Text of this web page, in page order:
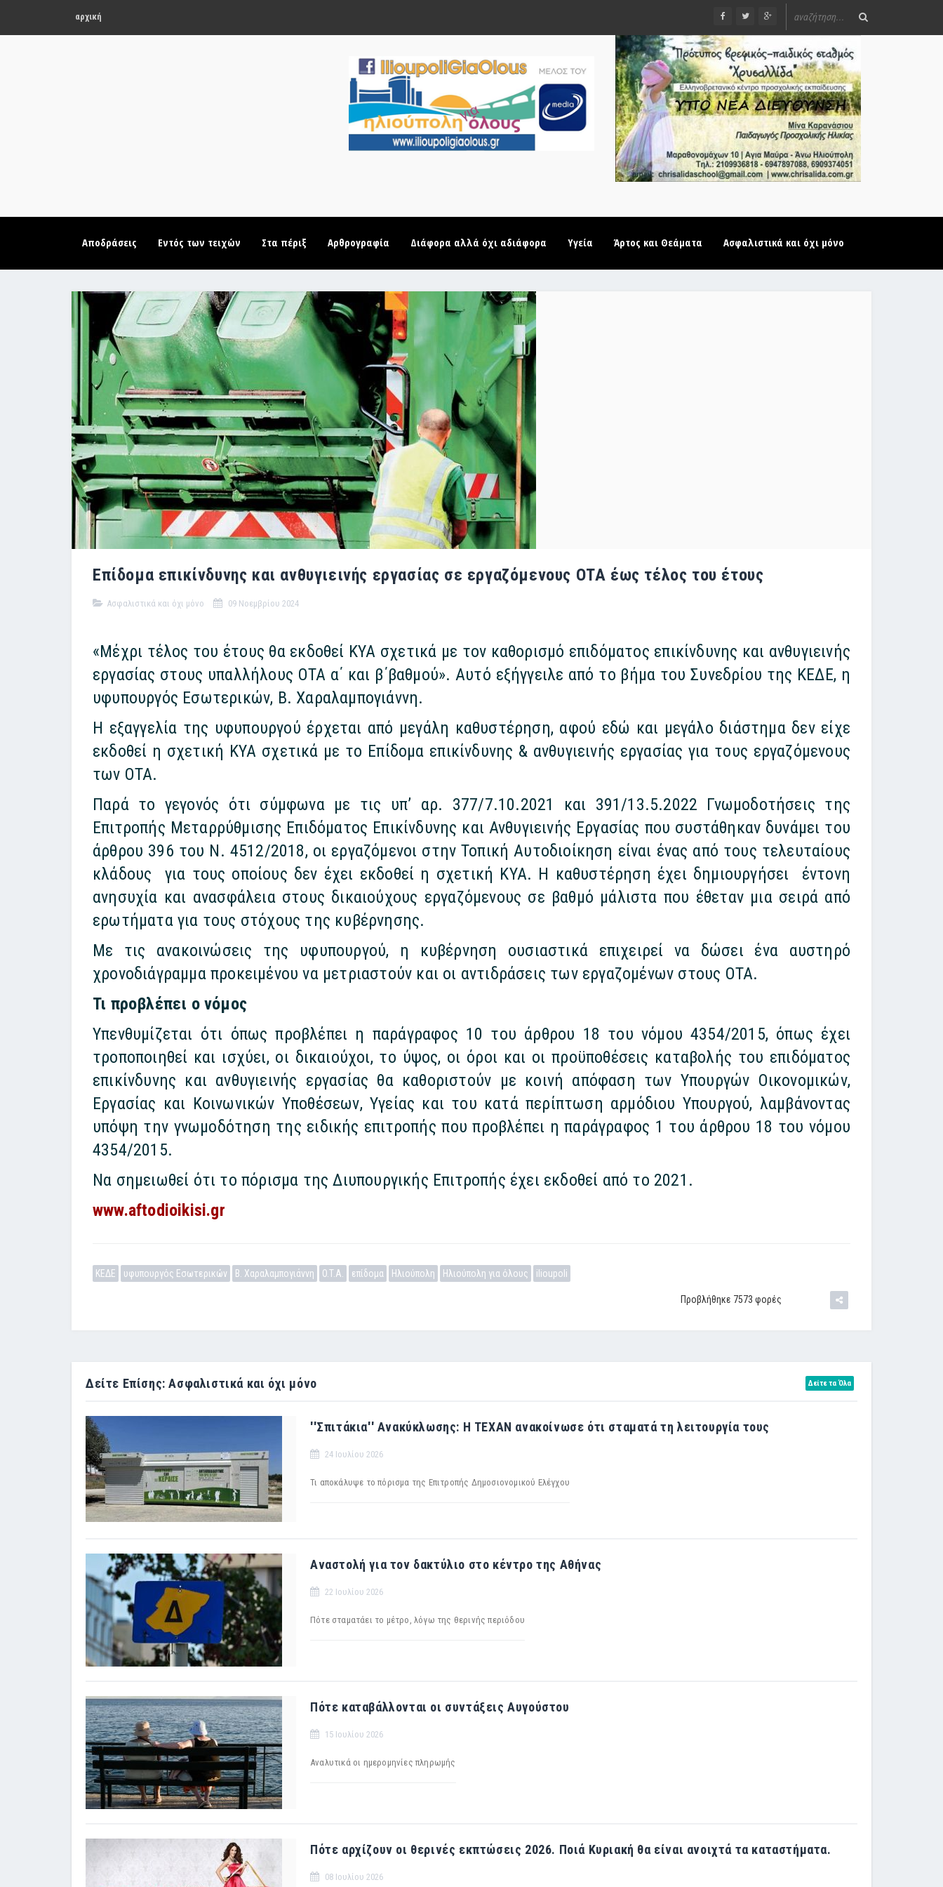
αρχική
Αποδράσεις Εντός των τειχών Στα πέριξ Αρθρογραφία Διάφορα αλλά όχι αδιάφορα Υγεία Άρτος και Θεάματα Ασφαλιστικά και όχι μόνο
Επίδομα επικίνδυνης και ανθυγιεινής εργασίας σε εργαζόμενους ΟΤΑ έως τέλος του έτους
Ασφαλιστικά και όχι μόνο 09 Νοεμβρίου 2024
«Μέχρι τέλος του έτους θα εκδοθεί ΚΥΑ σχετικά με τον καθορισμό επιδόματος επικίνδυνης και ανθυγιεινής
εργασίας στους υπαλλήλους ΟΤΑ α΄ και β΄βαθμού». Αυτό εξήγγειλε από το βήμα του Συνεδρίου της ΚΕΔΕ, η
υφυπουργός Εσωτερικών, Β. Χαραλαμπογιάννη.
Η εξαγγελία της υφυπουργού έρχεται από μεγάλη καθυστέρηση, αφού εδώ και μεγάλο διάστημα δεν είχε
εκδοθεί η σχετική ΚΥΑ σχετικά με το Επίδομα επικίνδυνης & ανθυγιεινής εργασίας για τους εργαζόμενους
των ΟΤΑ.
Παρά το γεγονός ότι σύμφωνα με τις υπ’ αρ. 377/7.10.2021 και 391/13.5.2022 Γνωμοδοτήσεις της
Επιτροπής Μεταρρύθμισης Επιδόματος Επικίνδυνης και Ανθυγιεινής Εργασίας που συστάθηκαν δυνάμει του
άρθρου 396 του Ν. 4512/2018, οι εργαζόμενοι στην Τοπική Αυτοδιοίκηση είναι ένας από τους τελευταίους
κλάδους για τους οποίους δεν έχει εκδοθεί η σχετική ΚΥΑ. Η καθυστέρηση έχει δημιουργήσει έντονη
ανησυχία και ανασφάλεια στους δικαιούχους εργαζόμενους σε βαθμό μάλιστα που έθεταν μια σειρά από
ερωτήματα για τους στόχους της κυβέρνησης.
Με τις ανακοινώσεις της υφυπουργού, η κυβέρνηση ουσιαστικά επιχειρεί να δώσει ένα αυστηρό
χρονοδιάγραμμα προκειμένου να μετριαστούν και οι αντιδράσεις των εργαζομένων στους ΟΤΑ.
Τι προβλέπει ο νόμος
Υπενθυμίζεται ότι όπως προβλέπει η παράγραφος 10 του άρθρου 18 του νόμου 4354/2015, όπως έχει
τροποποιηθεί και ισχύει, οι δικαιούχοι, το ύψος, οι όροι και οι προϋποθέσεις καταβολής του επιδόματος
επικίνδυνης και ανθυγιεινής εργασίας θα καθοριστούν με κοινή απόφαση των Υπουργών Οικονομικών,
Εργασίας και Κοινωνικών Υποθέσεων, Υγείας και του κατά περίπτωση αρμόδιου Υπουργού, λαμβάνοντας
υπόψη την γνωμοδότηση της ειδικής επιτροπής που προβλέπει η παράγραφος 1 του άρθρου 18 του νόμου
4354/2015.
Να σημειωθεί ότι το πόρισμα της Διυπουργικής Επιτροπής έχει εκδοθεί από το 2021.
www.aftodioikisi.gr
ΚΕΔΕ υφυπουργός Εσωτερικών Β. Χαραλαμπογιάννη O.T.A. επίδομα Ηλιούπολη Ηλιούπολη για όλους ilioupoli
Προβλήθηκε 7573 φορές
Δείτε Επίσης: Ασφαλιστικά και όχι μόνο Δείτε τα Όλα
''Σπιτάκια'' Ανακύκλωσης: Η TEXAN ανακοίνωσε ότι σταματά τη λειτουργία τους
24 Ιουλίου 2026
Τι αποκάλυψε το πόρισμα της Επιτροπής Δημοσιονομικού Ελέγχου
Αναστολή για τον δακτύλιο στο κέντρο της Αθήνας
22 Ιουλίου 2026
Πότε σταματάει το μέτρο, λόγω της θερινής περιόδου
Πότε καταβάλλονται οι συντάξεις Αυγούστου
15 Ιουλίου 2026
Αναλυτικά οι ημερομηνίες πληρωμής
Πότε αρχίζουν οι θερινές εκπτώσεις 2026. Ποιά Κυριακή θα είναι ανοιχτά τα καταστήματα.
08 Ιουλίου 2026